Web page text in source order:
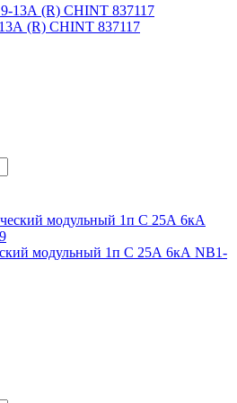
(R) CHINT 837117
модульный 1п C 25А 6кА NB1-